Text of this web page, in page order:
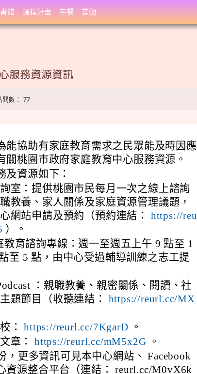
服務資源資訊
數： 77
能協助有家庭教育需求之民眾能及時因應
關桃園市政府家庭教育中心服務資源。
及資源如下：
室：提供桃園市民每月一次之線上諮詢
教養、家人關係及家庭資源管理議題，
網站申請及預約（預約連結： https://reu
）。
教育諮詢專線：週一至週五上午 9 點至 1
至 5 點，由中心受過輔導訓練之志工提
：親職教養、親密關係、閱讀、社
題節目（收聽連結： https://reurl.cc/MX
：https://reurl.cc/7KgarD 。
章： https://reurl.cc/mM5x2G 。
，更多資訊可見本中心網站、 Facebook
資源整合平台（連結： reurl.cc/M0vX6k
館 課程計畫 午餐 差勤